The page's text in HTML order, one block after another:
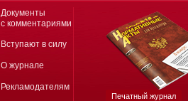
Документы
с комментариями
Вступают в силу
О журнале
Рекламодателям
Печатный журнал